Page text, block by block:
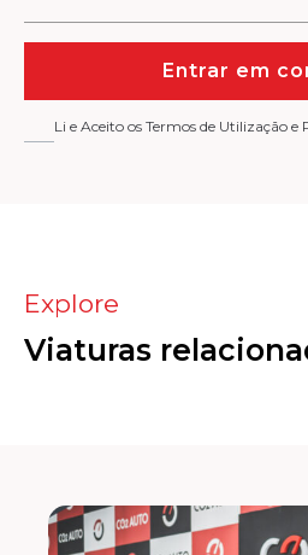
Entrar em
Li e Aceito os Termos de Utilização e
Explore
Viaturas